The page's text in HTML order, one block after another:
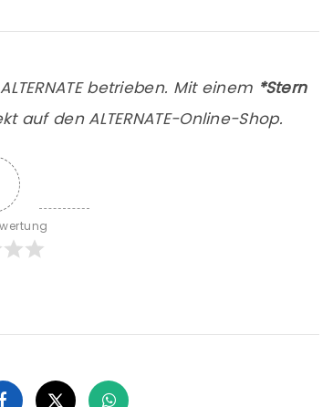
betrieben. Mit einem *Stern
auf den ALTERNATE-Online-Shop.